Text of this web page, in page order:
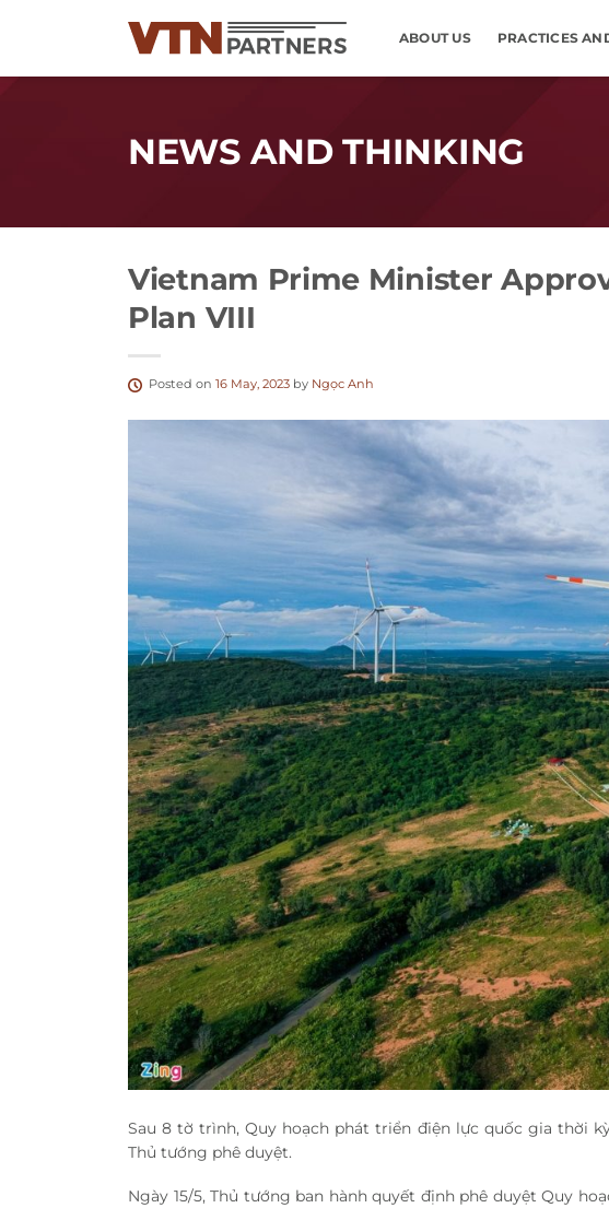
ABOUT US PRACTICES
NEWS AND THINKING
Vietnam Prime Minister
Plan VIII
Posted on 16 May, 2023 by Ngọc Anh
Sau 8 tờ trình, Quy hoạch phát triển điện lực quốc gia thời
Thủ tướng phê duyệt.
Ngày 15/5, Thủ tướng ban hành quyết định phê duyệt Quy